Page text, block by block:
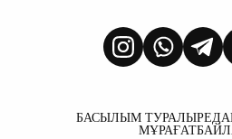
БАСЫЛЫМ ТУРАЛЫ
МҰРАҒАТ